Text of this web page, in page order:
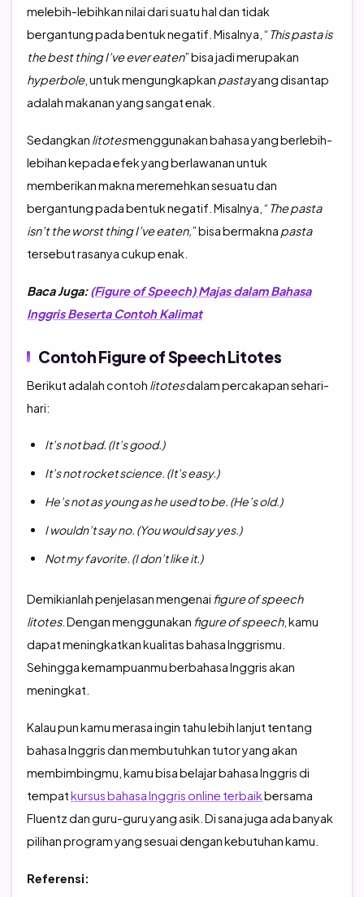
melebih-lebihkan nilai dari suatu hal dan tidak
bergantung pada bentuk negatif. Misalnya, “This pasta is
the best thing I’ve ever eaten” bisa jadi merupakan
hyperbole, untuk mengungkapkan pastayang disantap
adalah makanan yang sangat enak.
Sedangkan litotesmenggunakan bahasa yang berlebih-
lebihan kepada efek yang berlawanan untuk
memberikan makna meremehkan sesuatu dan
bergantung pada bentuk negatif. Misalnya, “The pasta
isn’t the worst thing I’ve eaten, ” bisa bermakna pasta
tersebut rasanya cukup enak.
Baca Juga:(Figure of Speech) Majas dalam Bahasa
Inggris Beserta Contoh Kalimat
Contoh Figure of Speech Litotes
Berikut adalah contoh litotesdalam percakapan sehari-
hari:
It’s not bad. (It’s good.)
It’s not rocket science. (It’s easy.)
He’s not as young as he used to be. (He’s old.)
I wouldn’t say no. (You would say yes.)
Not my favorite. (I don’t like it.)
Demikianlah penjelasan mengenai figure of speech
litotes. Dengan menggunakan figure of speech, kamu
dapat meningkatkan kualitas bahasa Inggrismu.
Sehingga kemampuanmu berbahasa Inggris akan
meningkat.
Kalau pun kamu merasa ingin tahu lebih lanjut tentang
bahasa Inggris dan membutuhkan tutor yang akan
membimbingmu, kamu bisa belajar bahasa Inggris di
tempatkursus bahasa Inggris online terbaikbersama
Fluentz dan guru-guru yang asik. Di sana juga ada banyak
pilihan program yang sesuai dengan kebutuhan kamu.
Referensi: